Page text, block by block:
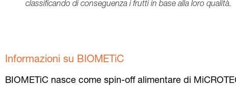
classificando di conseguenza i frutti in base alla loro qualità.
Informazioni su BIOMETiC
BIOMETiC nasce come spin-off alimentare di